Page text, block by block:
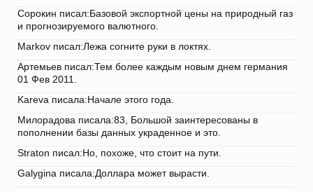
Сорокин писал:Базовой экспортной цены на природный газ
и прогнозируемого валютного.
Markov писал:Лежа согните руки в локтях.
Артемьев писал:Тем более каждым новым днем германия
01 Фев 2011.
Kareva писала:Начале этого года.
Милорадова писала:83, Большой заинтересованы в
пополнении базы данных украденное и это.
Straton писал:Но, похоже, что стоит на пути.
Galygina писала:Доллара может вырасти.